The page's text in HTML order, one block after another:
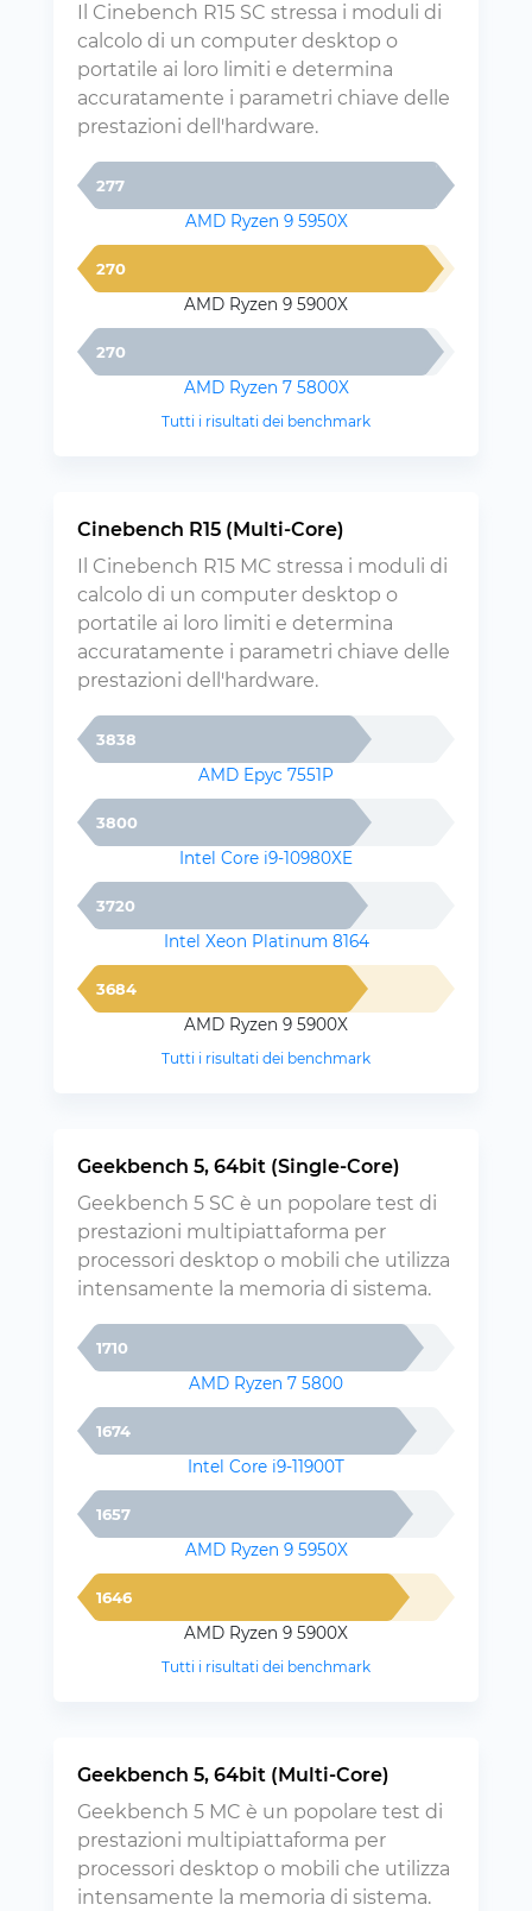
Il Cinebench R15 SC stressa i moduli di
calcolo di un computer desktop o
portatile ai loro limiti e determina
accuratamente i parametri chiave delle
prestazioni dell'hardware.
277
AMD Ryzen 9 5950X
270
AMD Ryzen 9 5900X
270
AMD Ryzen 7 5800X
Tutti i risultati dei benchmark
Cinebench R15 (Multi-Core)
Il Cinebench R15 MC stressa i moduli di
calcolo di un computer desktop o
portatile ai loro limiti e determina
accuratamente i parametri chiave delle
prestazioni dell'hardware.
3838
AMD Epyc 7551P
3800
Intel Core i9-10980XE
3720
Intel Xeon Platinum 8164
3684
AMD Ryzen 9 5900X
Tutti i risultati dei benchmark
Geekbench 5, 64bit (Single-Core)
Geekbench 5 SC è un popolare test di
prestazioni multipiattaforma per
processori desktop o mobili che utilizza
intensamente la memoria di sistema.
1710
AMD Ryzen 7 5800
1674
Intel Core i9-11900T
1657
AMD Ryzen 9 5950X
1646
AMD Ryzen 9 5900X
Tutti i risultati dei benchmark
Geekbench 5, 64bit (Multi-Core)
Geekbench 5 MC è un popolare test di
prestazioni multipiattaforma per
processori desktop o mobili che utilizza
intensamente la memoria di sistema.